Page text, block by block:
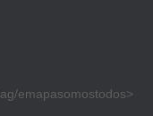
emapasomostodos>